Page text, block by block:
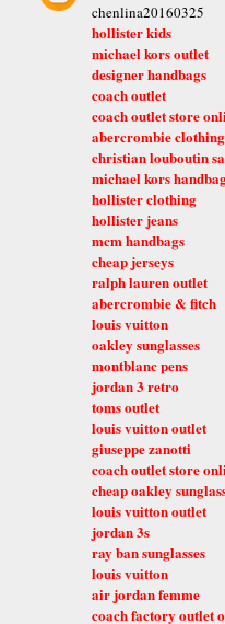
chenlina20160325
hollister kids
michael kors outlet
designer handbags
coach outlet
coach outlet store
abercrombie clothing
christian louboutin
michael kors
hollister clothing
hollister jeans
mcm handbags
cheap jerseys
ralph lauren outlet
abercrombie & fitch
louis vuitton
oakley sunglasses
montblanc pens
jordan 3 retro
toms outlet
louis vuitton outlet
giuseppe zanotti
coach outlet store
cheap oakley
louis vuitton outlet
jordan 3s
ray ban sunglasses
louis vuitton
air jordan femme
coach factory outlet